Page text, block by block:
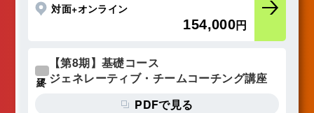
対面+オンライン
154,000円
【第8期】基礎コース
ジェネレーティブ・チームコーチング講座
PDFで見る